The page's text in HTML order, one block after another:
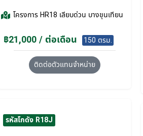
โครงการHR18 เลียบด่วน บางขุนเทียน
฿21,000 / ต่อเดือน 150 ตรม.
ติดต่อตัวแทนจำหน่าย
รหัสโกดัง R18J